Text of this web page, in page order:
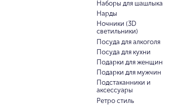
Наборы для шашлыка
Нарды
Ночники (3D
светильники)
Посуда для алкоголя
Посуда для кухни
Подарки для женщин
Подарки для мужчин
Подстаканники и
аксессуары
Ретро стиль